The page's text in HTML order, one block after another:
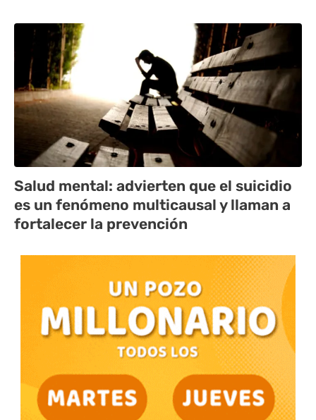
Salud mental: advierten que el suicidio
es un fenómeno multicausal y llaman a
fortalecer la prevención